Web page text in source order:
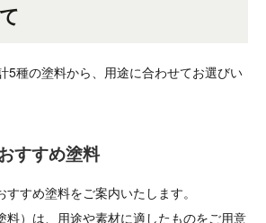
5種の塗料から、用途に合わせてお選びい
すすめ塗料
すめ塗料をご案内いたします。
料）は、用途や素材に適したものをご用意